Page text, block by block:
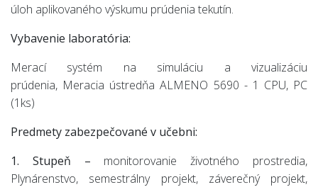
úloh aplikovaného výskumu prúdenia tekutín.
Vybavenie laboratória:
Merací systém na simuláciu a vizualizáciu
prúdenia, Meracia ústredňa ALMENO 5690 - 1 CPU, PC
(1ks)
Predmety zabezpečované v učebni:
1. Stupeň – monitorovanie životného prostredia,
Plynárenstvo, semestrálny projekt, záverečný projekt,